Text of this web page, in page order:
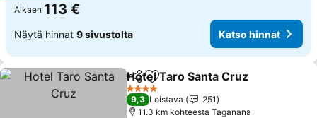
Alkaen 113 €
Näytä hinnat 9 sivustolta Katso hinnat
Jaa Lisää suosikkeihin
Hotel Taro Santa Cruz
4 Tähtiluokitus
9,3 Loistava
251
11.3 km kohteesta Taganana